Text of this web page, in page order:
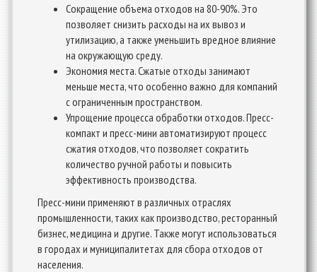
Сокращение объема отходов на 80-90%. Это
позволяет снизить расходы на их вывоз и
утилизацию, а также уменьшить вредное влияние
на окружающую среду.
Экономия места. Сжатые отходы занимают
меньше места, что особенно важно для компаний
с ограниченным пространством.
Упрощение процесса обработки отходов. Пресс-
компакт и пресс-мини автоматизируют процесс
сжатия отходов, что позволяет сократить
количество ручной работы и повысить
эффективность производства.
Пресс-мини применяют в различных отраслях
промышленности, таких как производство, ресторанный
бизнес, медицина и другие. Также могут использоваться
в городах и муниципалитетах для сбора отходов от
населения.